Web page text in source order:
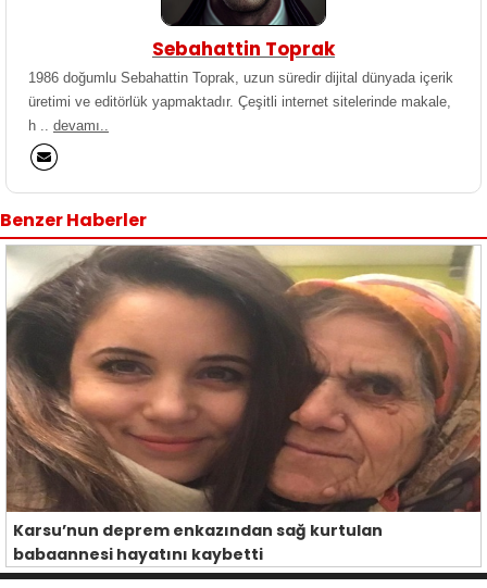
Sebahattin Toprak
1986 doğumlu Sebahattin Toprak, uzun süredir dijital dünyada içerik
üretimi ve editörlük yapmaktadır. Çeşitli internet sitelerinde makale,
h .. devamı..
Benzer Haberler
Karsu’nun deprem enkazından sağ kurtulan
babaannesi hayatını kaybetti